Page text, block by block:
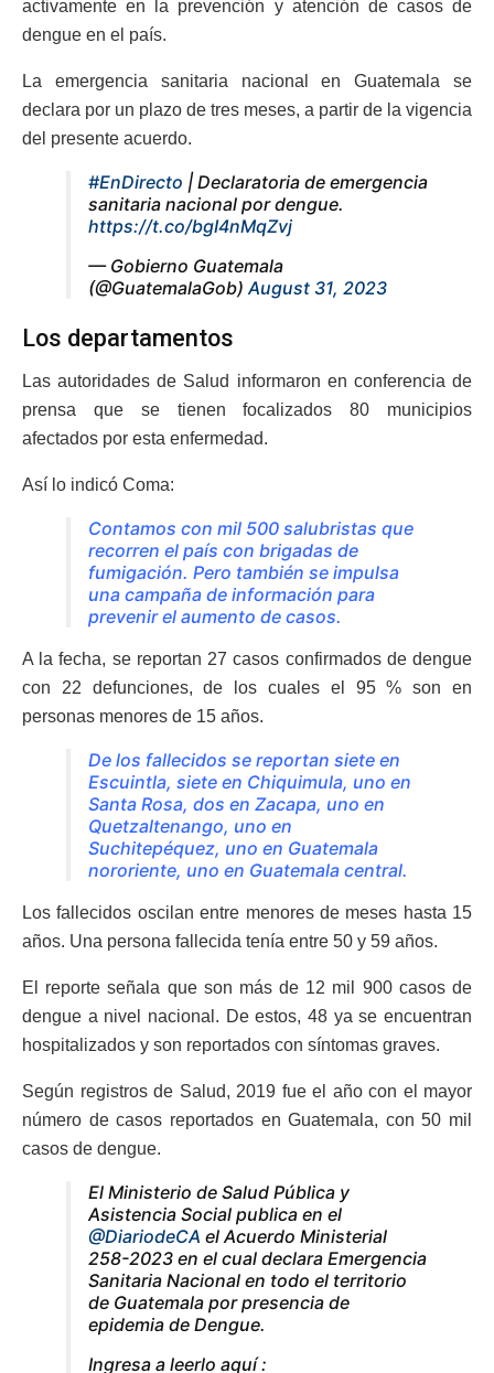
activamente en la prevención y atención de casos de
dengue en el país.
La emergencia sanitaria nacional en Guatemala se
declara por un plazo de tres meses, a partir de la vigencia
del presente acuerdo.
#EnDirecto | Declaratoria de emergencia
sanitaria nacional por dengue.
https://t.co/bgI4nMqZvj
— Gobierno Guatemala
(@GuatemalaGob) August 31, 2023
Los departamentos
Las autoridades de Salud informaron en conferencia de
prensa que se tienen focalizados 80 municipios
afectados por esta enfermedad.
Así lo indicó Coma:
Contamos con mil 500 salubristas que
recorren el país con brigadas de
fumigación. Pero también se impulsa
una campaña de información para
prevenir el aumento de casos.
A la fecha, se reportan 27 casos confirmados de dengue
con 22 defunciones, de los cuales el 95 % son en
personas menores de 15 años.
De los fallecidos se reportan siete en
Escuintla, siete en Chiquimula, uno en
Santa Rosa, dos en Zacapa, uno en
Quetzaltenango, uno en
Suchitepéquez, uno en Guatemala
nororiente, uno en Guatemala central.
Los fallecidos oscilan entre menores de meses hasta 15
años. Una persona fallecida tenía entre 50 y 59 años.
El reporte señala que son más de 12 mil 900 casos de
dengue a nivel nacional. De estos, 48 ya se encuentran
hospitalizados y son reportados con síntomas graves.
Según registros de Salud, 2019 fue el año con el mayor
número de casos reportados en Guatemala, con 50 mil
casos de dengue.
El Ministerio de Salud Pública y
Asistencia Social publica en el
@DiariodeCA el Acuerdo Ministerial
258-2023 en el cual declara Emergencia
Sanitaria Nacional en todo el territorio
de Guatemala por presencia de
epidemia de Dengue.
Ingresa a leerlo aquí :